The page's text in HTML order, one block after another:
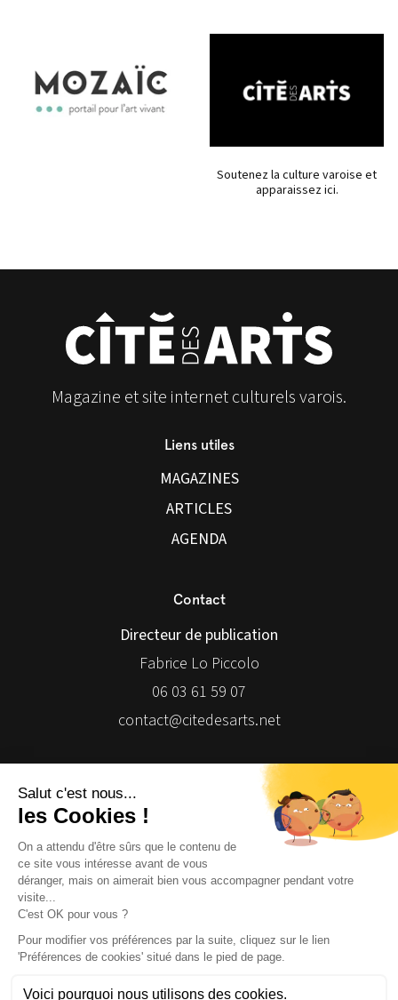
Soutenez la culture varoise et
apparaissez ici.
Magazine et site internet culturels varois.
Liens utiles
MAGAZINES
ARTICLES
AGENDA
Contact
Directeur de publication
Fabrice Lo Piccolo
06 03 61 59 07
contact@citedesarts.net